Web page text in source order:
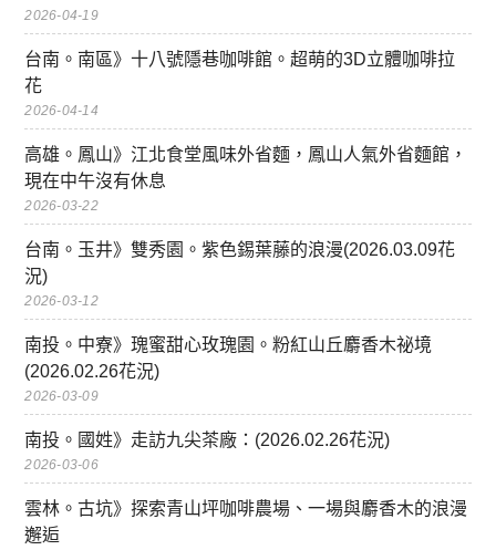
2026-04-19
台南。南區》十八號隱巷咖啡館。超萌的3D立體咖啡拉
花
2026-04-14
高雄。鳳山》江北食堂風味外省麵，鳳山人氣外省麵館，
現在中午沒有休息
2026-03-22
台南。玉井》雙秀園。紫色錫葉藤的浪漫(2026.03.09花
況)
2026-03-12
南投。中寮》瑰蜜甜心玫瑰園。粉紅山丘麝香木祕境
(2026.02.26花況)
2026-03-09
南投。國姓》走訪九尖茶廠：(2026.02.26花況)
2026-03-06
雲林。古坑》探索青山坪咖啡農場、一場與麝香木的浪漫
邂逅